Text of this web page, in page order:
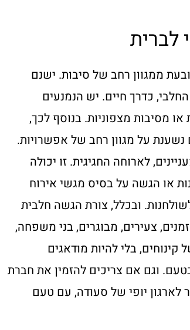
לברית
ממגוון רחב של סיבות. ישנם
כדרך חיים. יש הנמנעים
מסיבות מצפוניות. בנוסף לכך,
נשענת על מגוון רחב של אפשרויות.
לארוחה החגיגית. זו יכולה
או הגשה על בסיס מגשי אירוח
ובכלל, צורת הגשה חלבית
צעירים, מבוגרים, בני משפחה,
קינוחים, בלי להיות מודאגים
וגם אם צריכים להזמין את חברת
יופי של סעודה, עם טעם